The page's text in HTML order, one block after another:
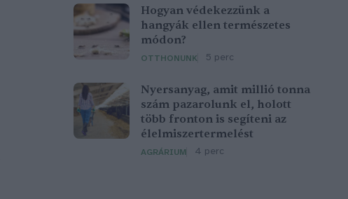
Hogyan védekezzünk a
hangyák ellen természetes
módon?
OTTHONUNK 5 perc
Nyersanyag, amit millió tonna
szám pazarolunk el, holott
több fronton is segíteni az
élelmiszertermelést
AGRÁRIUM 4 perc